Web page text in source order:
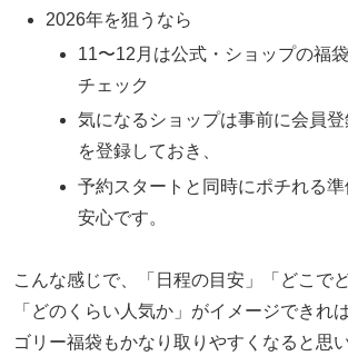
2026年を狙うなら
11〜12月は公式・ショップの福
チェック
気になるショップは事前に会員
を登録しておき、
予約スタートと同時にポチれる
安心です。
こんな感じで、「日程の目安」「どこで
「どのくらい人気か」がイメージできれ
ゴリー福袋もかなり取りやすくなると思い